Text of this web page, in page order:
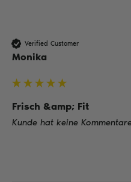
Verified Customer
Monika
Frisch &amp; Fit
Kunde hat keine